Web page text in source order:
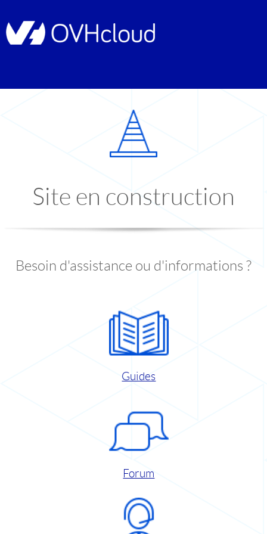
Site en construction
Besoin d'assistance ou d'informations ?
Guides
Forum